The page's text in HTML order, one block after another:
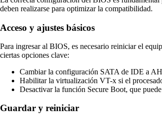
deben realizarse para optimizar la compatibilidad.
Acceso y ajustes básicos
Para ingresar al BIOS, es necesario reiniciar el
ciertas opciones clave:
Cambiar la configuración SATA de IDE a
Habilitar la virtualización VT-x si el
Desactivar la función Secure Boot, que
Guardar y reiniciar